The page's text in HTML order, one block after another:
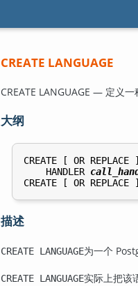
CREATE LANGUAGE
CREATE LANGUAGE — 定义
大纲
CREATE [ OR
    HANDLER
CREATE [ OR
描述
CREATE LANGUAGE为一个
CREATE LANGUAGE实际上把该